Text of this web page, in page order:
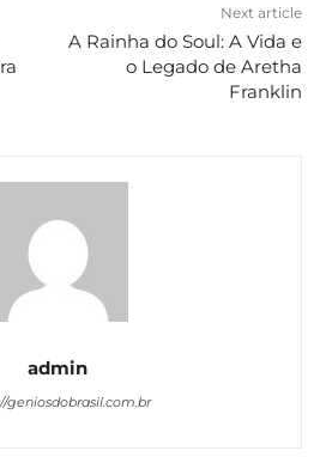
Next article
A Rainha do Soul: A Vida e
o Legado de Aretha
Franklin
admin
geniosdobrasil.com.br